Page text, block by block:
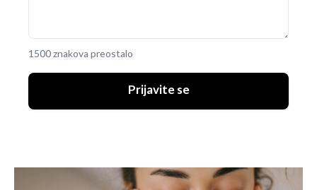
1500 znakova preostalo
Prijavite se